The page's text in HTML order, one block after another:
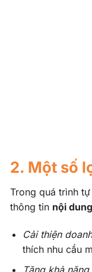
2. Một số
Trong quá trình
thông tin nội
Cải thiện
thích nhu cầu